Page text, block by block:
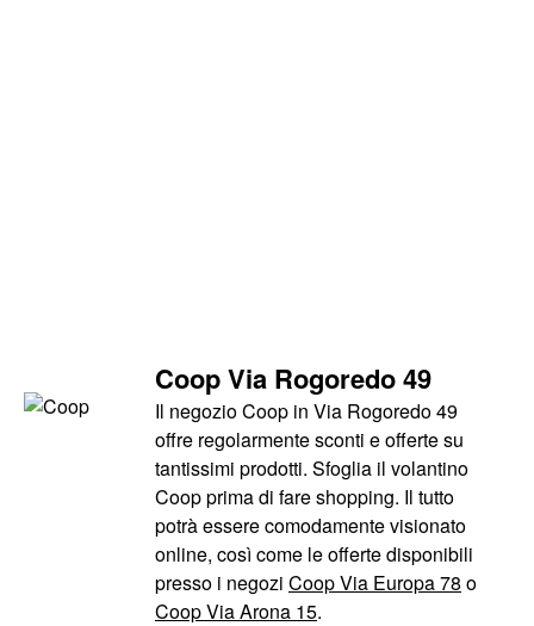
Coop Via Rogoredo 49
Il negozio Coop in Via Rogoredo 49
offre regolarmente sconti e offerte su
tantissimi prodotti. Sfoglia il volantino
Coop prima di fare shopping. Il tutto
potrà essere comodamente visionato
online, così come le offerte disponibili
presso i negozi Coop Via Europa 78 o
Coop Via Arona 15.